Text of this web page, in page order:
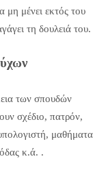
μη μένει εκτός του
τη δουλειά του.
των σπουδών
σχέδιο, πατρόν,
μαθήματα
κ.ά. .